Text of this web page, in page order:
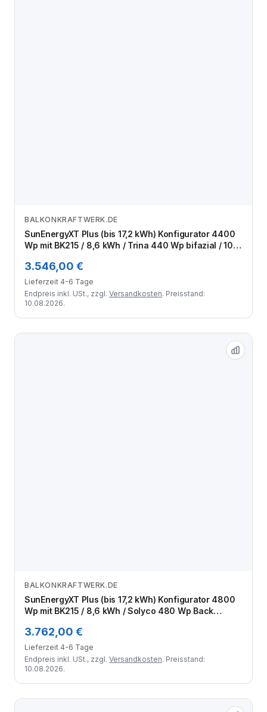
Zum Angebot
BALKONKRAFTWERK.DE
SunEnergyXT Plus (bis 17,2 kWh) Konfigurator 4400
Wp mit BK215 / 8,6 kWh / Trina 440 Wp bifazial / 10
3.546,00 €
Lieferzeit 4-6 Tage
Endpreis inkl. USt., zzgl. Versandkosten. Preisstand:
10.08.2026.
Zum Angebot
BALKONKRAFTWERK.DE
SunEnergyXT Plus (bis 17,2 kWh) Konfigurator 4800
Wp mit BK215 / 8,6 kWh / Solyco 480 Wp Back
3.762,00 €
Lieferzeit 4-6 Tage
Endpreis inkl. USt., zzgl. Versandkosten. Preisstand:
10.08.2026.